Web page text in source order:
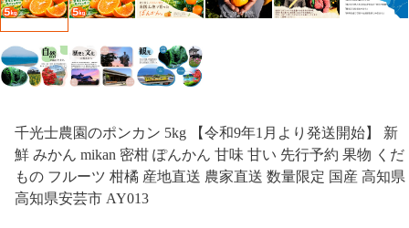
千光士農園のポンカン 5kg 【令和9年1月より発送開始】 新
鮮 みかん mikan 密柑 ぽんかん 甘味 甘い 先行予約 果物 くだ
もの フルーツ 柑橘 産地直送 農家直送 数量限定 国産 高知県
高知県安芸市 AY013